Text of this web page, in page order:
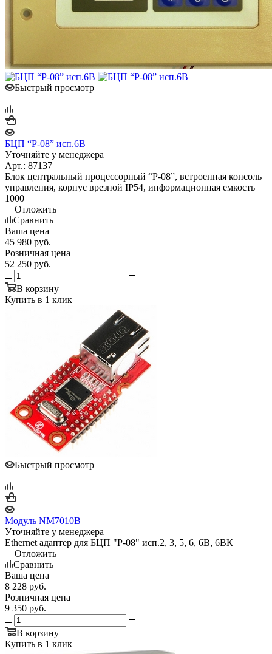
Быстрый просмотр
БЦП “Р-08” исп.6В
Уточняйте у менеджера
Арт.: 87137
Блок центральный процессорный “Р-08”, встроенная консоль
управления, корпус врезной IP54, информационная емкость
1000
Отложить
Сравнить
Ваша цена
45 980 руб.
Розничная цена
52 250 руб.
В корзину
Купить в 1 клик
Быстрый просмотр
Модуль NM7010B
Уточняйте у менеджера
Ethernet адаптер для БЦП "Р-08" исп.2, 3, 5, 6, 6В, 6ВК
Отложить
Сравнить
Ваша цена
8 228 руб.
Розничная цена
9 350 руб.
В корзину
Купить в 1 клик